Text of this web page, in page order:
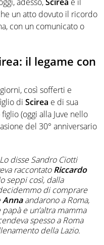
adesso,Scirea è il
un atto dovuto il ricordo
con un comunicato o
il legame con
così sofferti e
di Scirea e di sua
(oggi alla Juve nello
del 30° anniversario
disse Sandro Ciotti
raccontatoRiccardo
seppi così, dalla
di comprare
Annaandarono a Roma,
e un’altra mamma
spesso a Roma
della Lazio.